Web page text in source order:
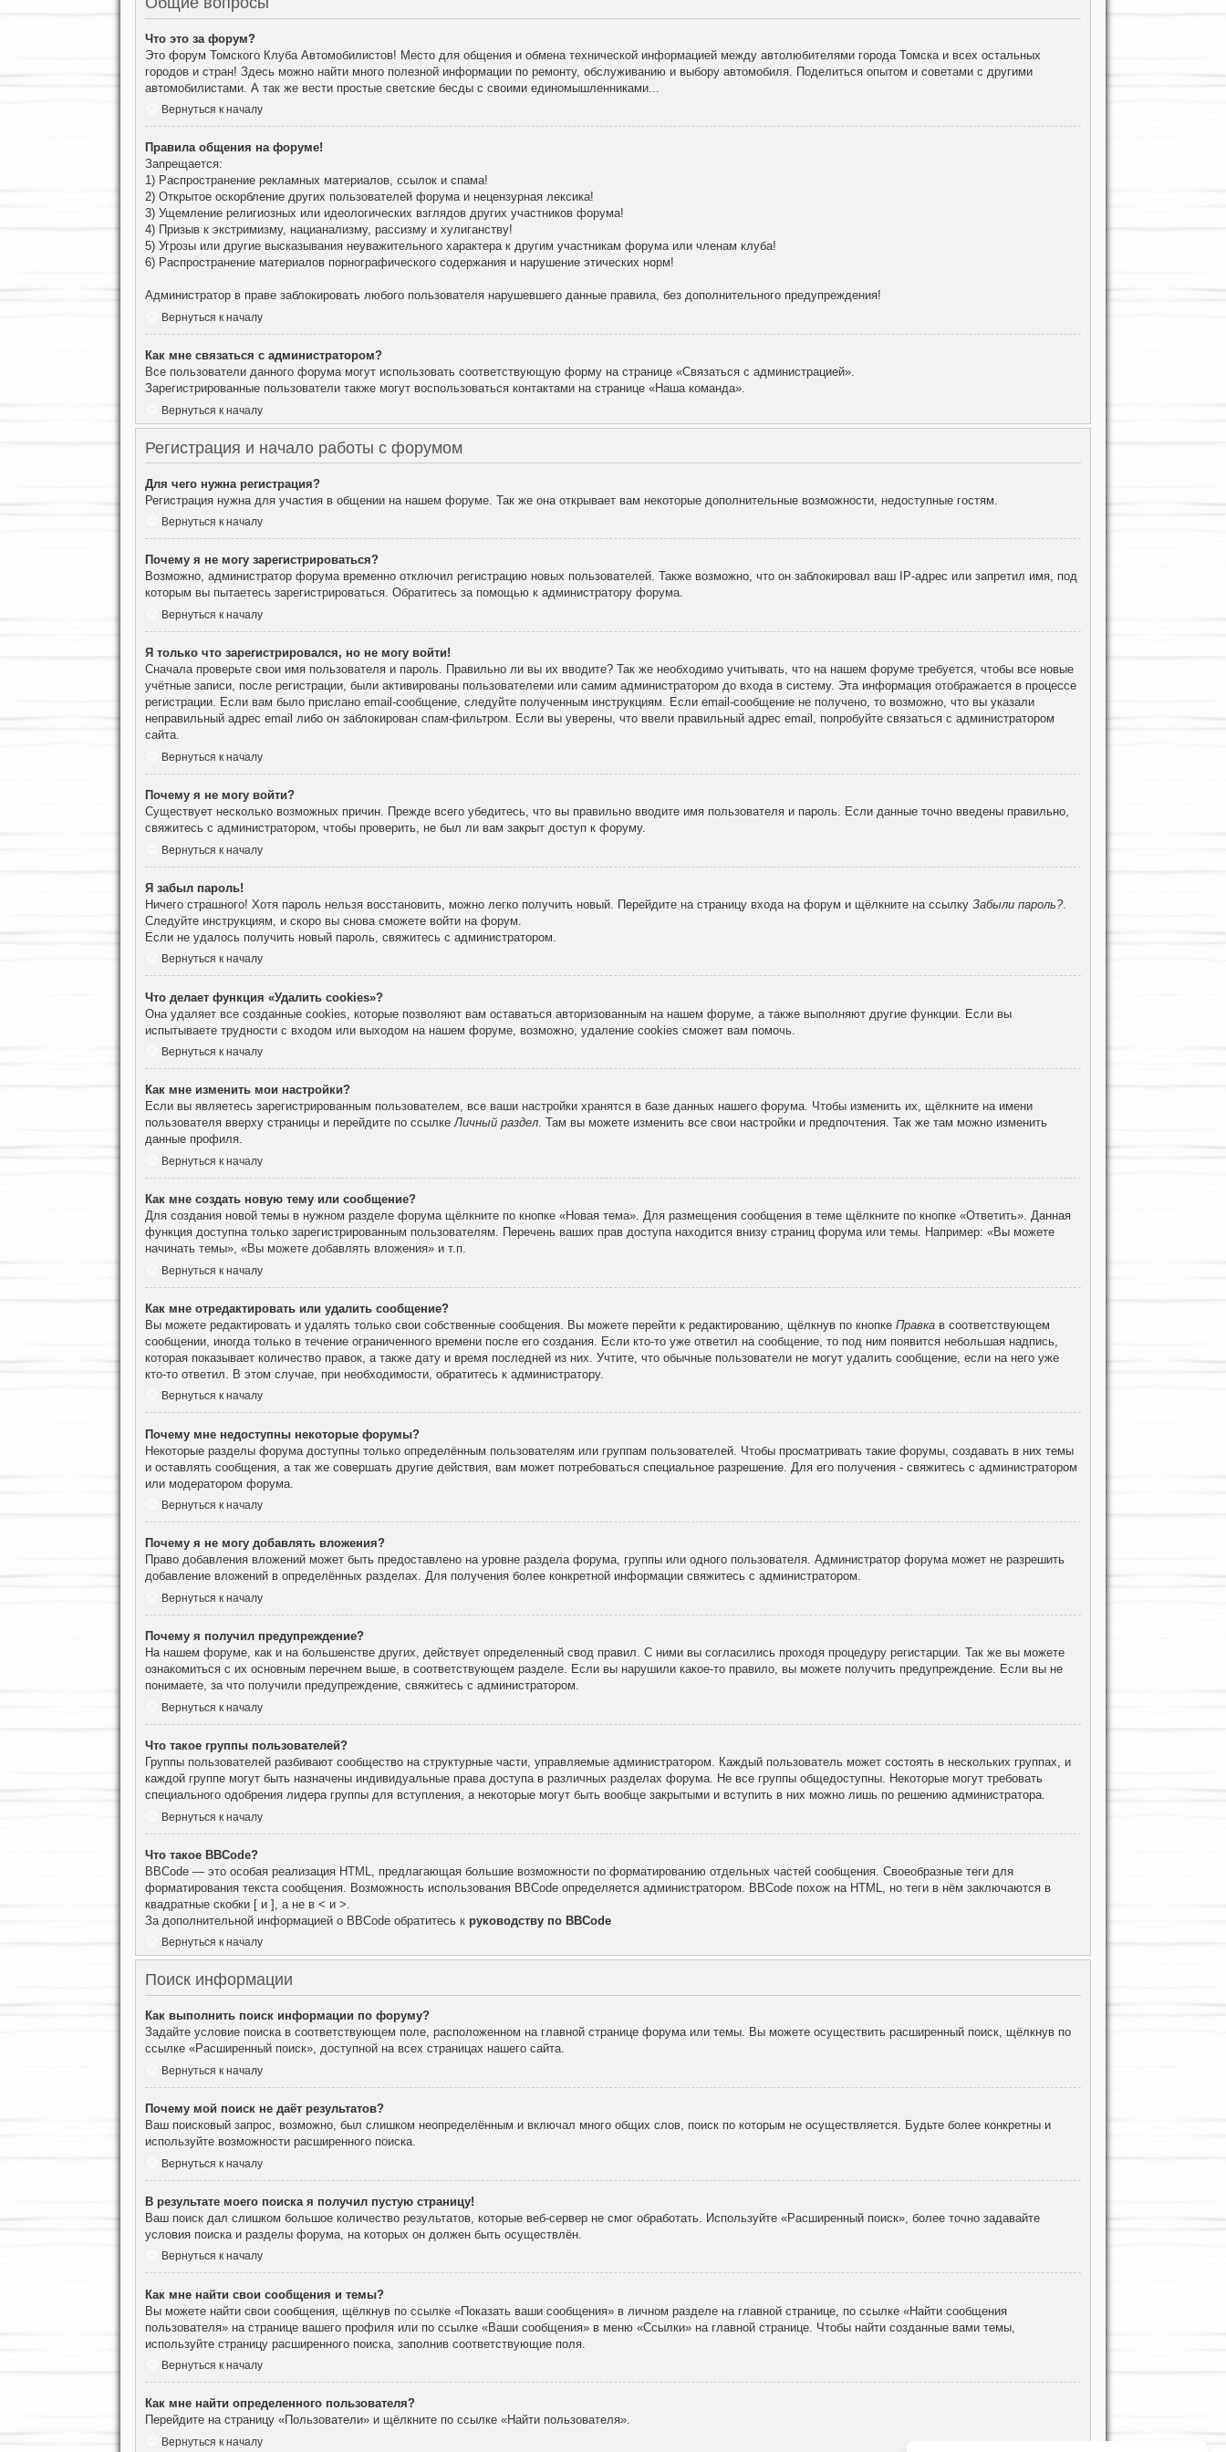
Что это за форум?
Это форум Томского Клуба Автомобилистов! Место для общения и обмена технической информацией между автолюбителями города Томска и всех остальных
городов и стран! Здесь можно найти много полезной информации по ремонту, обслуживанию и выбору автомобиля. Поделиться опытом и советами с другими
автомобилистами. А так же вести простые светские бесды с своими единомышленниками...
Вернуться к началу
Правила общения на форуме!
Запрещается:
1) Распространение рекламных материалов, ссылок и спама!
2) Открытое оскорбление других пользователей форума и нецензурная лексика!
3) Ущемление религиозных или идеологических взглядов других участников форума!
4) Призыв к экстримизму, нацианализму, рассизму и хулиганству!
5) Угрозы или другие высказывания неуважительного характера к другим участникам форума или членам клуба!
6) Распространение материалов порнографического содержания и нарушение этических норм!
Администратор в праве заблокировать любого пользователя нарушевшего данные правила, без дополнительного предупреждения!
Вернуться к началу
Как мне связаться с администратором?
Все пользователи данного форума могут использовать соответствующую форму на странице «Связаться с администрацией».
Зарегистрированные пользователи также могут воспользоваться контактами на странице «Наша команда».
Вернуться к началу
Регистрация и начало работы с форумом
Для чего нужна регистрация?
Регистрация нужна для участия в общении на нашем форуме. Так же она открывает вам некоторые дополнительные возможности, недоступные гостям.
Вернуться к началу
Почему я не могу зарегистрироваться?
Возможно, администратор форума временно отключил регистрацию новых пользователей. Также возможно, что он заблокировал ваш IP-адрес или запретил имя, под
которым вы пытаетесь зарегистрироваться. Обратитесь за помощью к администратору форума.
Вернуться к началу
Я только что зарегистрировался, но не могу войти!
Сначала проверьте свои имя пользователя и пароль. Правильно ли вы их вводите? Так же необходимо учитывать, что на нашем форуме требуется, чтобы все новые
учётные записи, после регистрации, были активированы пользователеми или самим администратором до входа в систему. Эта информация отображается в процессе
регистрации. Если вам было прислано email-сообщение, следуйте полученным инструкциям. Если email-сообщение не получено, то возможно, что вы указали
неправильный адрес email либо он заблокирован спам-фильтром. Если вы уверены, что ввели правильный адрес email, попробуйте связаться с администратором
сайта.
Вернуться к началу
Почему я не могу войти?
Существует несколько возможных причин. Прежде всего убедитесь, что вы правильно вводите имя пользователя и пароль. Если данные точно введены правильно,
свяжитесь с администратором, чтобы проверить, не был ли вам закрыт доступ к форуму.
Вернуться к началу
Я забыл пароль!
Ничего страшного! Хотя пароль нельзя восстановить, можно легко получить новый. Перейдите на страницу входа на форум и щёлкните на ссылку Забыли пароль?.
Следуйте инструкциям, и скоро вы снова сможете войти на форум.
Если не удалось получить новый пароль, свяжитесь с администратором.
Вернуться к началу
Что делает функция «Удалить cookies»?
Она удаляет все созданные cookies, которые позволяют вам оставаться авторизованным на нашем форуме, а также выполняют другие функции. Если вы
испытываете трудности с входом или выходом на нашем форуме, возможно, удаление cookies сможет вам помочь.
Вернуться к началу
Как мне изменить мои настройки?
Если вы являетесь зарегистрированным пользователем, все ваши настройки хранятся в базе данных нашего форума. Чтобы изменить их, щёлкните на имени
пользователя вверху страницы и перейдите по ссылкеЛичный раздел. Там вы можете изменить все свои настройки и предпочтения. Так же там можно изменить
данные профиля.
Вернуться к началу
Как мне создать новую тему или сообщение?
Для создания новой темы в нужном разделе форума щёлкните по кнопке «Новая тема». Для размещения сообщения в теме щёлкните по кнопке «Ответить». Данная
функция доступна только зарегистрированным пользователям. Перечень ваших прав доступа находится внизу страниц форума или темы. Например: «Вы можете
начинать темы», «Вы можете добавлять вложения» и т.п.
Вернуться к началу
Как мне отредактировать или удалить сообщение?
Вы можете редактировать и удалять только свои собственные сообщения. Вы можете перейти к редактированию, щёлкнув по кнопке Правкав соответствующем
сообщении, иногда только в течение ограниченного времени после его создания. Если кто-то уже ответил на сообщение, то под ним появится небольшая надпись,
которая показывает количество правок, а также дату и время последней из них. Учтите, что обычные пользователи не могут удалить сообщение, если на него уже
кто-то ответил. В этом случае, при необходимости, обратитесь к администратору.
Вернуться к началу
Почему мне недоступны некоторые форумы?
Некоторые разделы форума доступны только определённым пользователям или группам пользователей. Чтобы просматривать такие форумы, создавать в них темы
и оставлять сообщения, а так же совершать другие действия, вам может потребоваться специальное разрешение. Для его получения - свяжитесь с администратором
или модератором форума.
Вернуться к началу
Почему я не могу добавлять вложения?
Право добавления вложений может быть предоставлено на уровне раздела форума, группы или одного пользователя. Администратор форума может не разрешить
добавление вложений в определённых разделах. Для получения более конкретной информации свяжитесь с администратором.
Вернуться к началу
Почему я получил предупреждение?
На нашем форуме, как и на большенстве других, действует определенный свод правил. С ними вы согласились проходя процедуру регистарции. Так же вы можете
ознакомиться с их основным перечнем выше, в соответствующем разделе. Если вы нарушили какое-то правило, вы можете получить предупреждение. Если вы не
понимаете, за что получили предупреждение, свяжитесь с администратором.
Вернуться к началу
Что такое группы пользователей?
Группы пользователей разбивают сообщество на структурные части, управляемые администратором. Каждый пользователь может состоять в нескольких группах, и
каждой группе могут быть назначены индивидуальные права доступа в различных разделах форума. Не все группы общедоступны. Некоторые могут требовать
специального одобрения лидера группы для вступления, а некоторые могут быть вообще закрытыми и вступить в них можно лишь по решению администратора.
Вернуться к началу
Что такое BBCode?
BBCode — это особая реализация HTML, предлагающая большие возможности по форматированию отдельных частей сообщения. Своеобразные теги для
форматирования текста сообщения. Возможность использования BBCode определяется администратором. BBCode похож на HTML, но теги в нём заключаются в
квадратные скобки [ и ], а не в < и >.
За дополнительной информацией о BBCode обратитесь к руководству по BBCode
Вернуться к началу
Поиск информации
Как выполнить поиск информации по форуму?
Задайте условие поиска в соответствующем поле, расположенном на главной странице форума или темы. Вы можете осуществить расширенный поиск, щёлкнув по
ссылке «Расширенный поиск», доступной на всех страницах нашего сайта.
Вернуться к началу
Почему мой поиск не даёт результатов?
Ваш поисковый запрос, возможно, был слишком неопределённым и включал много общих слов, поиск по которым не осуществляется. Будьте более конкретны и
используйте возможности расширенного поиска.
Вернуться к началу
В результате моего поиска я получил пустую страницу!
Ваш поиск дал слишком большое количество результатов, которые веб-сервер не смог обработать. Используйте «Расширенный поиск», более точно задавайте
условия поиска и разделы форума, на которых он должен быть осуществлён.
Вернуться к началу
Как мне найти свои сообщения и темы?
Вы можете найти свои сообщения, щёлкнув по ссылке «Показать ваши сообщения» в личном разделе на главной странице, по ссылке «Найти сообщения
пользователя» на странице вашего профиля или по ссылке «Ваши сообщения» в меню «Ссылки» на главной странице. Чтобы найти созданные вами темы,
используйте страницу расширенного поиска, заполнив соответствующие поля.
Вернуться к началу
Как мне найти определенного пользователя?
Перейдите на страницу «Пользователи» и щёлкните по ссылке «Найти пользователя».
Вернуться к началу